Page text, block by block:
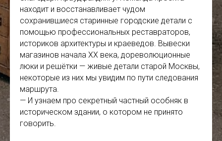
находит и восстанавливает чудом
сохранившиеся старинные городские детали с
помощью профессиональных реставраторов,
историков архитектуры и краеведов. Вывески
магазинов начала XX века, дореволюционные
люки и решётки — живые детали старой Москвы,
некоторые из них мы увидим по пути следования
маршрута.
— И узнаем про секретный частный особняк в
историческом здании, о котором не принято
говорить.